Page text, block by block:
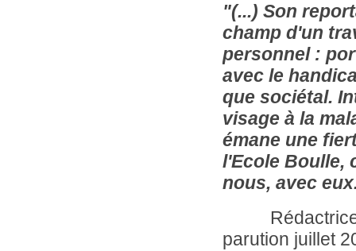
"(...) Son
champ d'un
personnel :
avec le
que sociétal.
visage à la
émane une
l'Ecole Boulle,
nous, avec
Rédactrice
parution juillet